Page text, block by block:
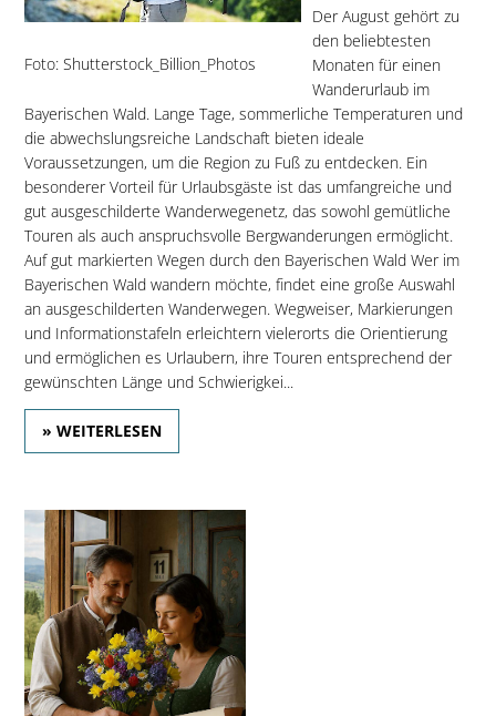
Foto: Shutterstock_Billion_Photos
Der August gehört zu
den beliebtesten
Monaten für einen
Wanderurlaub im
Bayerischen Wald. Lange Tage, sommerliche Temperaturen und
die abwechslungsreiche Landschaft bieten ideale
Voraussetzungen, um die Region zu Fuß zu entdecken. Ein
besonderer Vorteil für Urlaubsgäste ist das umfangreiche und
gut ausgeschilderte Wanderwegenetz, das sowohl gemütliche
Touren als auch anspruchsvolle Bergwanderungen ermöglicht.
Auf gut markierten Wegen durch den Bayerischen Wald Wer im
Bayerischen Wald wandern möchte, findet eine große Auswahl
an ausgeschilderten Wanderwegen. Wegweiser, Markierungen
und Informationstafeln erleichtern vielerorts die Orientierung
und ermöglichen es Urlaubern, ihre Touren entsprechend der
gewünschten Länge und Schwierigkei...
» WEITERLESEN